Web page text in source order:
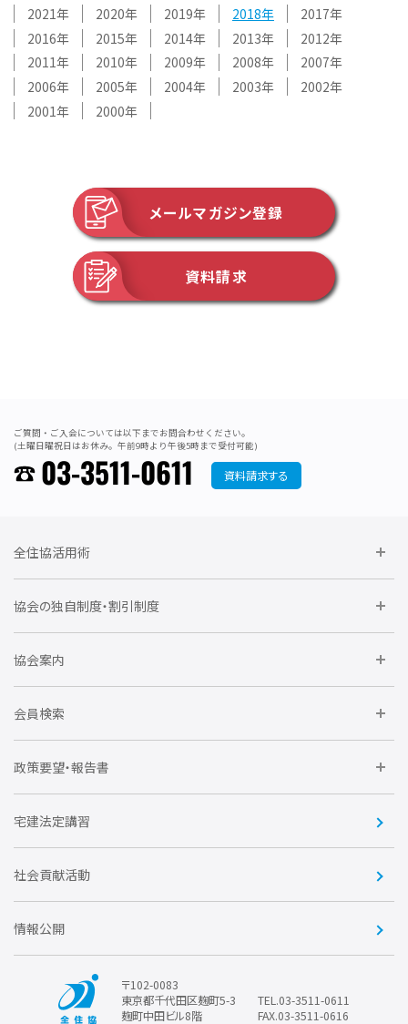
2021
2020 2019 2018
2017
2016
2015 2014 2013
2012
2011
2010 2009 2008
2007
2006
2005 2004 2003
2002
2001
2000
メールマガジン登録
資料請求
ご質問・ご入会については以下までお問合わせください。
(土曜日曜祝日はお休み。午前9時より午後5時まで受付可能)
03-3511-0611 資料請求する
全住協活用術
委員会に参加しよう
要望活動に参加しよう
協会の独自制度・割引制度
住宅瑕疵担保責任保険割引制度
全住協NET
不動産後見アドバイザー資格講習
会
全住協ビジネスショップ
協会案内
運営組織
トライアル会員制度
会員検索
企業会員
賛助会員
政策要望・報告書
住宅・土地税制改正要望
優良事業表彰
宅建法定講習
社会貢献活動
情報公開
〒102-0083
東京都千代田区麹町5-3
麹町中田ビル8階
TEL.03-3511-0611
FAX.03-3511-0616